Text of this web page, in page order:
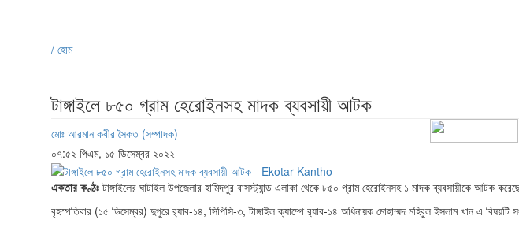
/ হোম
টাঙ্গাইলে ৮৫০ গ্রাম হেরোইনসহ মাদক ব্যবসায়ী আটক
মোঃ আরমান কবীর সৈকত (সম্পাদক)
০৭:৫২ পিএম, ১৫ ডিসেম্বর ২০২২
একতার কণ্ঠঃটাঙ্গাইলের ঘাটাইল উপজেলার হামিদপুর বাসস্ট্যান্ড এলাকা থেকে ৮৫০ গ্রাম হেরোইনসহ ১ মাদক ব্যবসায়ীকে আটক
বৃহস্পতিবার (১৫ ডিসেম্বর) দুপুরে র‍্যাব-১৪, সিপিসি-৩, টাঙ্গাইল ক্যাম্পে র‍্যাব-১৪ অধিনায়ক মোহাম্মদ মহিবুল ইসলাম খান এ বিষয়টি